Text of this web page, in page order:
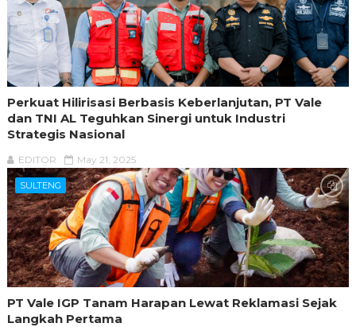
Perkuat Hilirisasi Berbasis Keberlanjutan, PT Vale
dan TNI AL Teguhkan Sinergi untuk Industri
Strategis Nasional
EDITOR May 21, 2025
SULTENG
PT Vale IGP Tanam Harapan Lewat Reklamasi Sejak
Langkah Pertama